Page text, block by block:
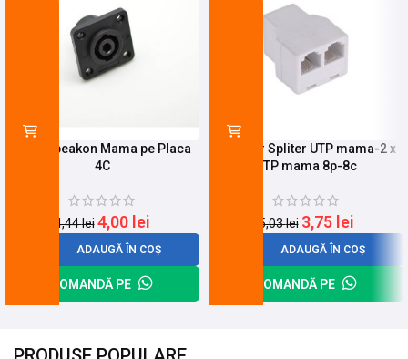
Mufa Speakon Mama pe Placa
4C
4,44lei 4,00 lei
ADAUGĂ ÎN COȘ
COMANDĂ PE
Adaptor Spliter UTP mama-2 x
UTP mama 8p-8c
5,03lei 3,75 lei
ADAUGĂ ÎN COȘ
COMANDĂ PE